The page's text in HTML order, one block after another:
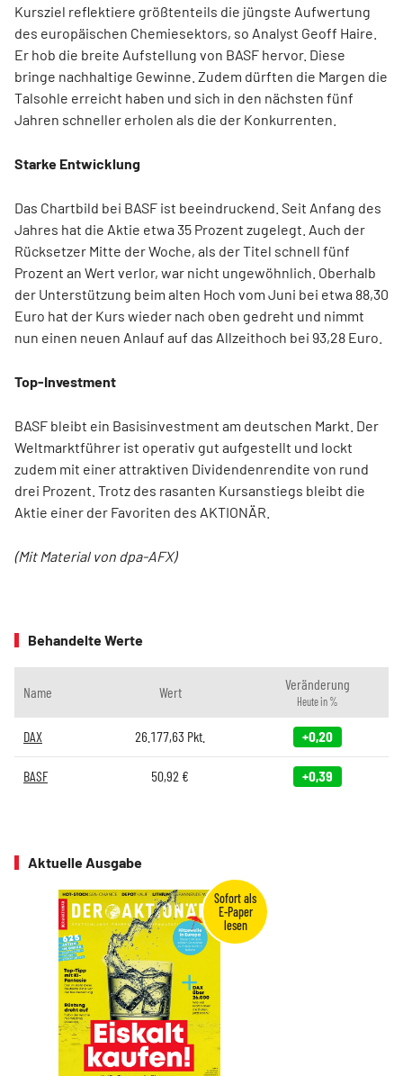
Kursziel reflektiere größtenteils die jüngste Aufwertung
des europäischen Chemiesektors, so Analyst Geoff Haire.
Er hob die breite Aufstellung von BASF hervor. Diese
bringe nachhaltige Gewinne. Zudem dürften die Margen die
Talsohle erreicht haben und sich in den nächsten fünf
Jahren schneller erholen als die der Konkurrenten.
Starke Entwicklung
Das Chartbild bei BASF ist beeindruckend. Seit Anfang des
Jahres hat die Aktie etwa 35 Prozent zugelegt. Auch der
Rücksetzer Mitte der Woche, als der Titel schnell fünf
Prozent an Wert verlor, war nicht ungewöhnlich. Oberhalb
der Unterstützung beim alten Hoch vom Juni bei etwa 88,30
Euro hat der Kurs wieder nach oben gedreht und nimmt
nun einen neuen Anlauf auf das Allzeithoch bei 93,28 Euro.
Top-Investment
BASF bleibt ein Basisinvestment am deutschen Markt. Der
Weltmarktführer ist operativ gut aufgestellt und lockt
zudem mit einer attraktiven Dividendenrendite von rund
drei Prozent. Trotz des rasanten Kursanstiegs bleibt die
Aktie einer der Favoriten des AKTIONÄR.
(Mit Material von dpa-AFX)
Behandelte Werte
Name Wert Veränderung
Heute in %
DAX 26.177,63 Pkt. +0,20
BASF 50,92 € +0,39
Aktuelle Ausgabe